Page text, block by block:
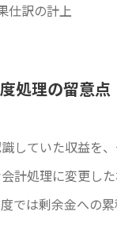
仕訳の計上
処理の留意点
していた収益を
計処理に変更し
では剰余金への